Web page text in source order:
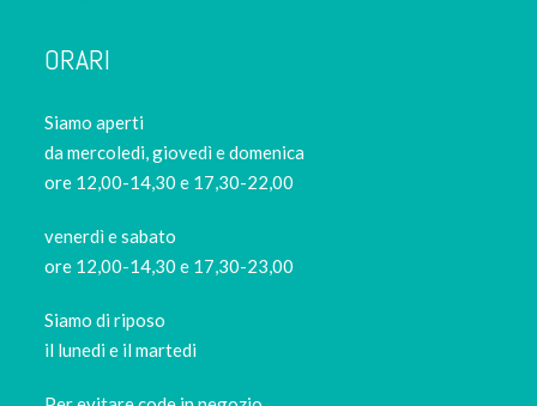
ORARI
Siamo aperti
da mercoledi, giovedì e domenica
ore 12,00-14,30 e 17,30-22,00
venerdì e sabato
ore 12,00-14,30 e 17,30-23,00
Siamo di riposo
il lunedi e il martedi